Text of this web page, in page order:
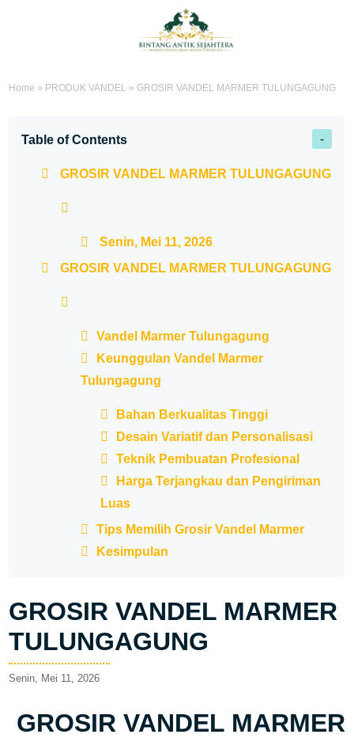
Home » PRODUK VANDEL »GROSIR VANDEL MARMER TULUNGAGUNG
Table of Contents
GROSIR VANDEL MARMER TULUNGAGUNG
Senin, Mei 11, 2026
GROSIR VANDEL MARMER TULUNGAGUNG
Vandel Marmer Tulungagung
Keunggulan Vandel Marmer
Tulungagung
Bahan Berkualitas Tinggi
Desain Variatif dan Personalisasi
Teknik Pembuatan Profesional
Harga Terjangkau dan Pengiriman
Luas
Tips Memilih Grosir Vandel Marmer
Kesimpulan
GROSIR VANDEL MARMER
TULUNGAGUNG
Senin, Mei 11, 2026
GROSIR VANDEL MARMER